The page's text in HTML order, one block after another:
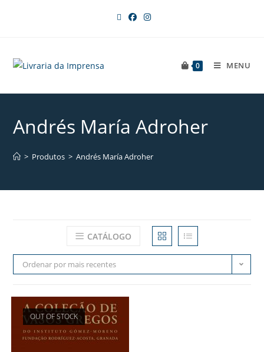
0 MENU
Andrés María Adroher
> Produtos > Andrés María Adroher
CATÁLOGO
Ordenar por mais recentes
OUT OF STOCK